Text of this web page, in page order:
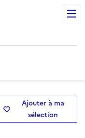
Ajouter à ma
sélection